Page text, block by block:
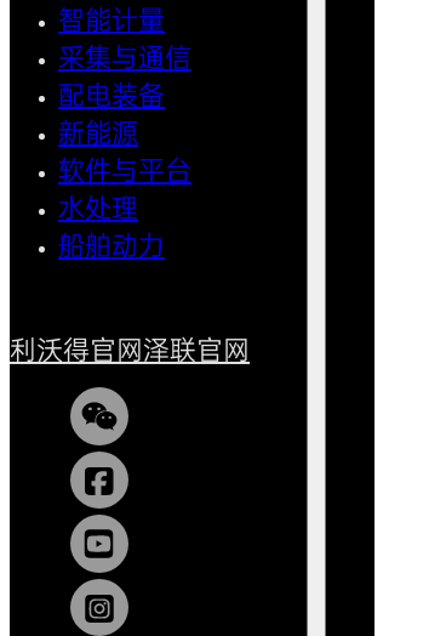
智能计量
采集与通信
配电装备
新能源
软件与平台
水处理
船舶动力
利沃得官网泽联官网